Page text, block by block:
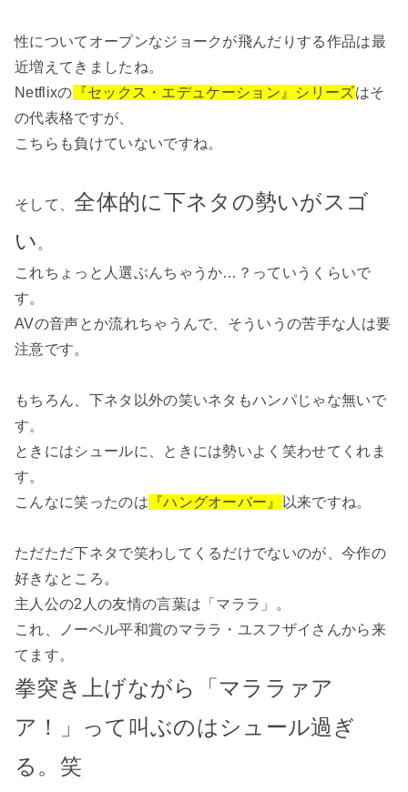
性についてオープンなジョークが飛んだりする作品は最
近増えてきましたね。
Netflixの 『セックス・エデュケーション』シリーズはそ
の代表格ですが、
こちらも負けていないですね。
そして、全体的に下ネタの勢いがスゴ
い 。
これちょっと人選ぶんちゃうか…？っていうくらいで
す。
AVの音声とか流れちゃうんで、そういうの苦手な人は要
注意です。
もちろん、下ネタ以外の笑いネタもハンパじゃな無いで
す。
ときにはシュールに、ときには勢いよく笑わせてくれま
す。
こんなに笑ったのは 『ハングオーバー』 以来ですね。
ただただ下ネタで笑わしてくるだけでないのが、今作の
好きなところ。
主人公の2人の友情の言葉は「マララ」。
これ、ノーベル平和賞のマララ・ユスフザイさんから来
てます。
拳突き上げながら「マララァア
ア！」って叫ぶのはシュール過ぎ
る。笑